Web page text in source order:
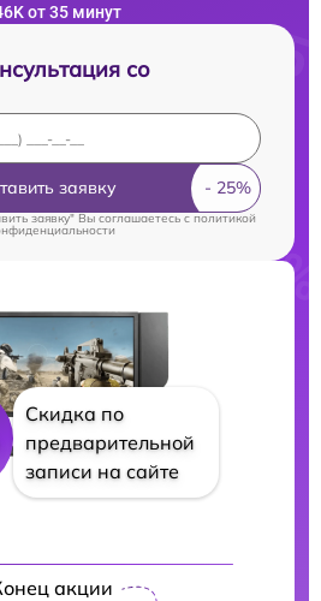
от 35 минут
со
заявку
заявку" Вы соглашаетесь cполитикой
Скидка по
предварительной
записи на сайте
акции